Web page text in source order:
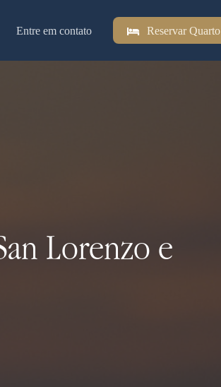
Entre em contato Reservar Quarto
Lorenzo e